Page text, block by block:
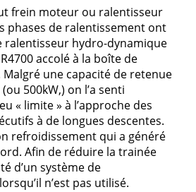
frein moteur ou ralentisseur
phases de ralentissement ont
ralentisseur hydro-dynamique
accolé à la boîte de
une capacité de retenue
500kW,) on l’a senti
« limite » à l’approche des
à de longues descentes.
refroidissement qui a généré
Afin de réduire la trainée
d’un système de
n’est pas utilisé.